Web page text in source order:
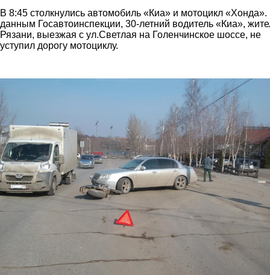
В 8:45 столкнулись автомобиль «Киа» и мотоцикл
данным Госавтоинспекции, 30-летний водитель «Киа»,
Рязани, выезжая с ул.Светлая на Голенчинское шоссе, не
уступил дорогу мотоциклу.